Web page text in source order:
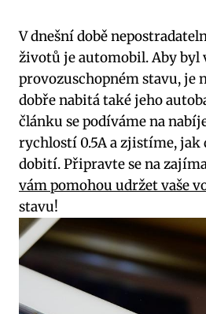
V dnešní době
životů je automobil. Aby byl
provozuschopném stavu, je
dobře nabitá také jeho
článku se podíváme na
rychlostí 0.5A a zjistíme, jak
dobití. Připravte se na
vám pomohou udržet vaše
stavu!